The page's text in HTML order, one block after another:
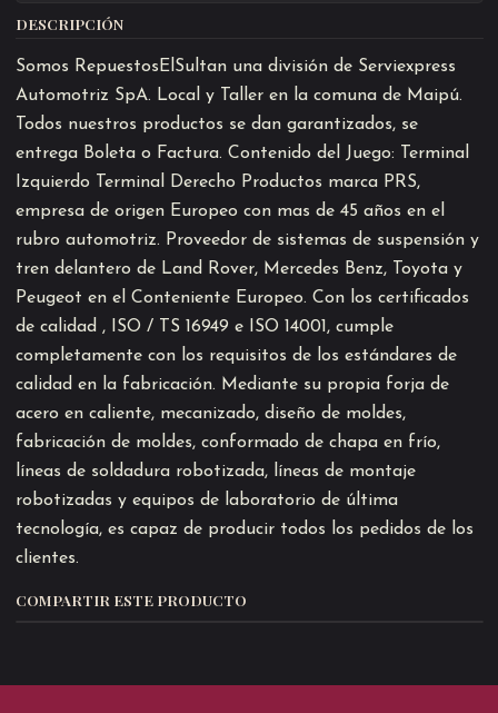
DESCRIPCIÓN
Somos RepuestosElSultan una división de Serviexpress
Automotriz SpA. Local y Taller en la comuna de Maipú.
Todos nuestros productos se dan garantizados, se
entrega Boleta o Factura. Contenido del Juego: Terminal
Izquierdo Terminal Derecho Productos marca PRS,
empresa de origen Europeo con mas de 45 años en el
rubro automotriz. Proveedor de sistemas de suspensión y
tren delantero de Land Rover, Mercedes Benz, Toyota y
Peugeot en el Conteniente Europeo. Con los certificados
de calidad , ISO / TS 16949 e ISO 14001, cumple
completamente con los requisitos de los estándares de
calidad en la fabricación. Mediante su propia forja de
acero en caliente, mecanizado, diseño de moldes,
fabricación de moldes, conformado de chapa en frío,
líneas de soldadura robotizada, líneas de montaje
robotizadas y equipos de laboratorio de última
tecnología, es capaz de producir todos los pedidos de los
clientes.
COMPARTIR ESTE PRODUCTO